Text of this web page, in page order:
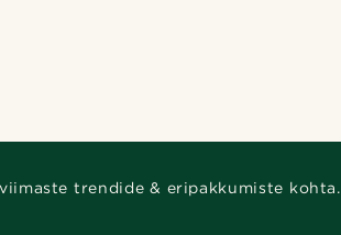
trendide & eripakkumiste kohta.